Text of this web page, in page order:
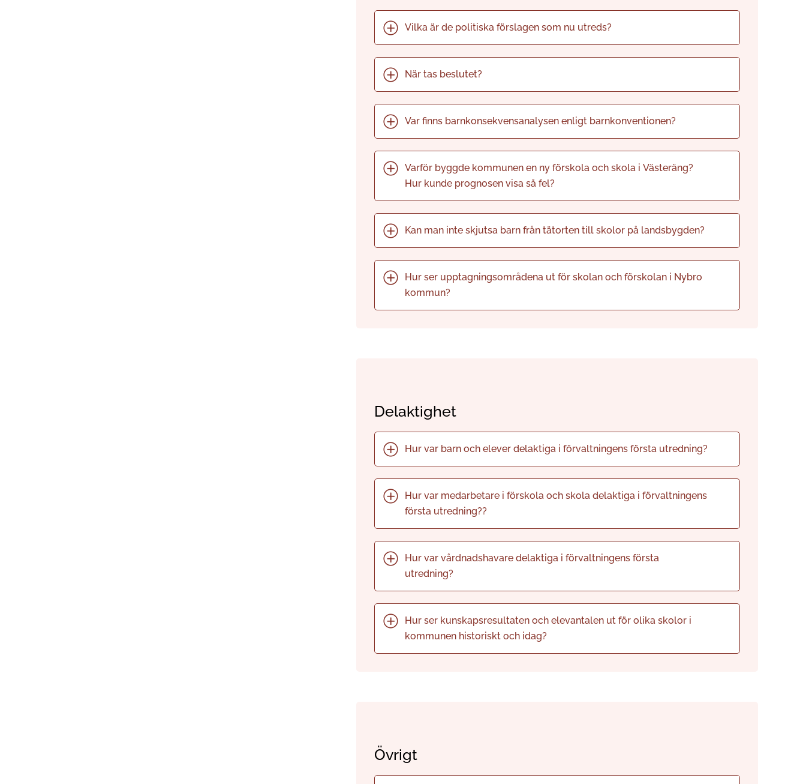
Vilka är de politiska förslagen som nu utreds?
När tas beslutet?
Var finns barnkonsekvensanalysen enligt barnkonventionen?
Varför byggde kommunen en ny förskola och skola i Västeräng?
Hur kunde prognosen visa så fel?
Kan man inte skjutsa barn från tätorten till skolor på landsbygden?
Hur ser upptagningsområdena ut för skolan och förskolan i Nybro
kommun?
Delaktighet
Hur var barn och elever delaktiga i förvaltningens första utredning?
Hur var medarbetare i förskola och skola delaktiga i förvaltningens
första utredning??
Hur var vårdnadshavare delaktiga i förvaltningens första
utredning?
Hur ser kunskapsresultaten och elevantalen ut för olika skolor i
kommunen historiskt och idag?
Övrigt